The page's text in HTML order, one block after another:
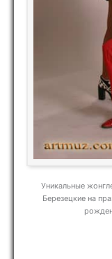
Уникальные
Березецкие на